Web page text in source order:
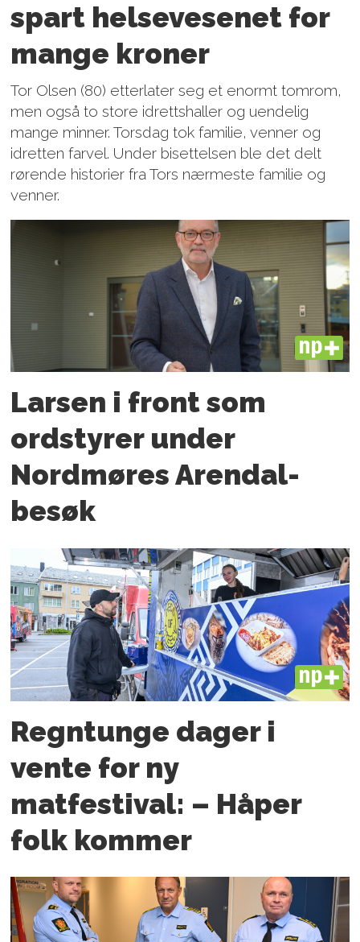
spart helsevesenet for
mange kroner
Tor Olsen (80) etterlater seg et enormt tomrom,
men også to store idrettshaller og uendelig
mange minner. Torsdag tok familie, venner og
idretten farvel. Under bisettelsen ble det delt
rørende historier fra Tors nærmeste familie og
venner.
PLUS
Larsen i front som
ordstyrer under
Nordmøres Arendal-
besøk
PLUS
Regntunge dager i
vente for ny
matfestival: – Håper
folk kommer